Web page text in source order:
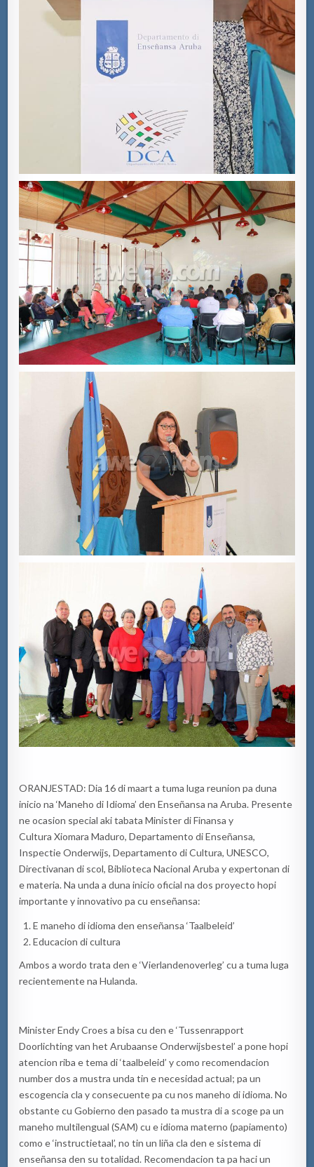
ORANJESTAD: Dia 16 di maart a tuma luga reunion pa duna
inicio na ‘Maneho di Idioma’ den Enseñansa na Aruba. Presente
ne ocasion special aki tabata Minister di Finansa y
Cultura Xiomara Maduro, Departamento di Enseñansa,
Inspectie Onderwijs, Departamento di Cultura, UNESCO,
Directivanan di scol, Biblioteca Nacional Aruba y expertonan di
e materia. Na unda a duna inicio oficial na dos proyecto hopi
importante y innovativo pa cu enseñansa:
E maneho di idioma den enseñansa ‘Taalbeleid’
Educacion di cultura
Ambos a wordo trata den e ‘Vierlandenoverleg’ cu a tuma luga
recientemente na Hulanda.
Minister Endy Croes a bisa cu den e ‘Tussenrapport
Doorlichting van het Arubaanse Onderwijsbestel’ a pone hopi
atencion riba e tema di ‘taalbeleid’ y como recomendacion
number dos a mustra unda tin e necesidad actual; pa un
escogencia cla y consecuente pa cu nos maneho di idioma. No
obstante cu Gobierno den pasado ta mustra di a scoge pa un
maneho multilengual (SAM) cu e idioma materno (papiamento)
como e ‘instructietaal’, no tin un liña cla den e sistema di
enseñansa den su totalidad. Recomendacion ta pa haci un